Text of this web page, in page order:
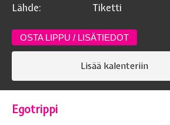
Lähde:
Tiketti
OSTA LIPPU / LISÄTIEDOT
Lisää kalenteriin
Egotrippi